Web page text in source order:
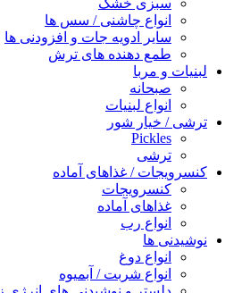
انواع چاشنی / سس ها
سایر ادویه جات و افزودنی ها
طمع دهنده های ترش
لبنیات و مربا
صبحانه
انواع لبنیات
ترشی / خیار شور
Pickles
ترشی
کنسرویجات / غذاهای آماده
کنسرویجات
غذاهای آماده
انواع رب
نوشیدنی ها
انواع دوغ
انواع شربت / آبمیوه